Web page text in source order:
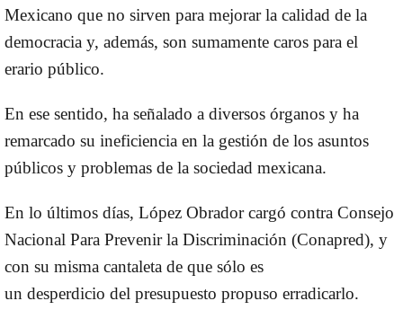
Mexicano que no sirven para mejorar la calidad de la
democracia y, además, son sumamente caros para el
erario público.
En ese sentido, ha señalado a diversos órganos y ha
remarcado su ineficiencia en la gestión de los asuntos
públicos y problemas de la sociedad mexicana.
En lo últimos días, López Obrador cargó contra Consejo
Nacional Para Prevenir la Discriminación (Conapred), y
con su misma cantaleta de que sólo es
un desperdicio del presupuesto propuso erradicarlo.